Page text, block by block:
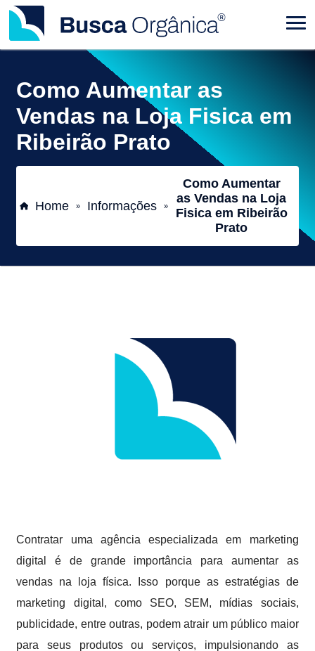
Como Aumentar as
Vendas na Loja Fisica em
Ribeirão Prato
Home » Informações »
Como Aumentar
as Vendas na Loja
Fisica em Ribeirão
Prato
Contratar uma agência especializada em marketing
digital é de grande importância para aumentar as
vendas na loja física. Isso porque as estratégias de
marketing digital, como SEO, SEM, mídias sociais,
publicidade, entre outras, podem atrair um público maior
para seus produtos ou serviços, impulsionando as